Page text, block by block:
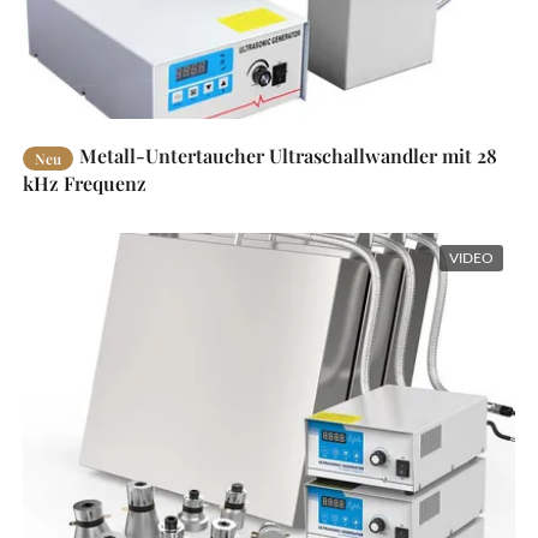
Neu
Metall-Untertaucher Ultraschallwandler mit 28
kHz Frequenz
VIDEO